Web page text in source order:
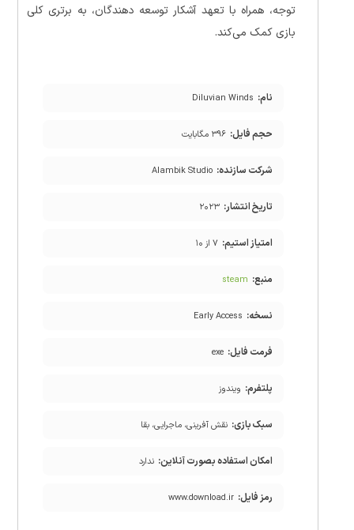
توجه، همراه با تعهد آشکار توسعه دهندگان، به برتری کلی
بازی کمک می‌کند.
نام: Diluvian Winds
حجم فایل: ۳۹۶ مگابایت
شرکت سازنده: Alambik Studio
تاریخ انتشار: ۲۰۲۳
امتیاز استیم: ۷ از ۱۰
منبع: steam
نسخه: Early Access
فرمت فایل: exe
پلتفرم: ویندوز
سبک بازی: نقش آفرینی، ماجرایی، بقا
امکان استفاده بصورت آنلاین: ندارد
رمز فایل: www.download.ir